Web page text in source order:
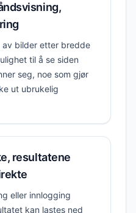
bilder etter bredde
til å se siden
seg, noe som gjør
ut ubrukelig
resultatene
eller innlogging
kan lastes ned